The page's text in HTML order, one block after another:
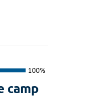
100%
camp